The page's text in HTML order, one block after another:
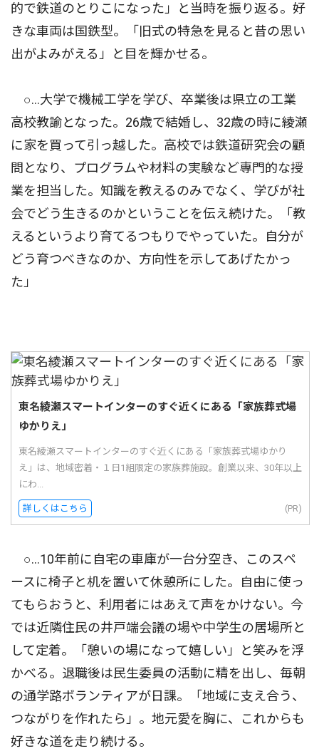
的で鉄道のとりこになった」と当時を振り返る。好
きな車両は国鉄型。「旧式の特急を見ると昔の思い
出がよみがえる」と目を輝かせる。
○…大学で機械工学を学び、卒業後は県立の工業
高校教諭となった。26歳で結婚し、32歳の時に綾瀬
に家を買って引っ越した。高校では鉄道研究会の顧
問となり、プログラムや材料の実験など専門的な授
業を担当した。知識を教えるのみでなく、学びが社
会でどう生きるのかということを伝え続けた。「教
えるというより育てるつもりでやっていた。自分が
どう育つべきなのか、方向性を示してあげたかっ
た」
東名綾瀬スマートインターのすぐ近くにある「家族葬式場
ゆかりえ」
東名綾瀬スマートインターのすぐ近くにある「家族葬式場ゆかり
え」は、地域密着・１日1組限定の家族葬施設。創業以来、30年以上
にわ...
詳しくはこちら (PR)
○…10年前に自宅の車庫が一台分空き、このスペ
ースに椅子と机を置いて休憩所にした。自由に使っ
てもらおうと、利用者にはあえて声をかけない。今
では近隣住民の井戸端会議の場や中学生の居場所と
して定着。「憩いの場になって嬉しい」と笑みを浮
かべる。退職後は民生委員の活動に精を出し、毎朝
の通学路ボランティアが日課。「地域に支え合う、
つながりを作れたら」。地元愛を胸に、これからも
好きな道を走り続ける。